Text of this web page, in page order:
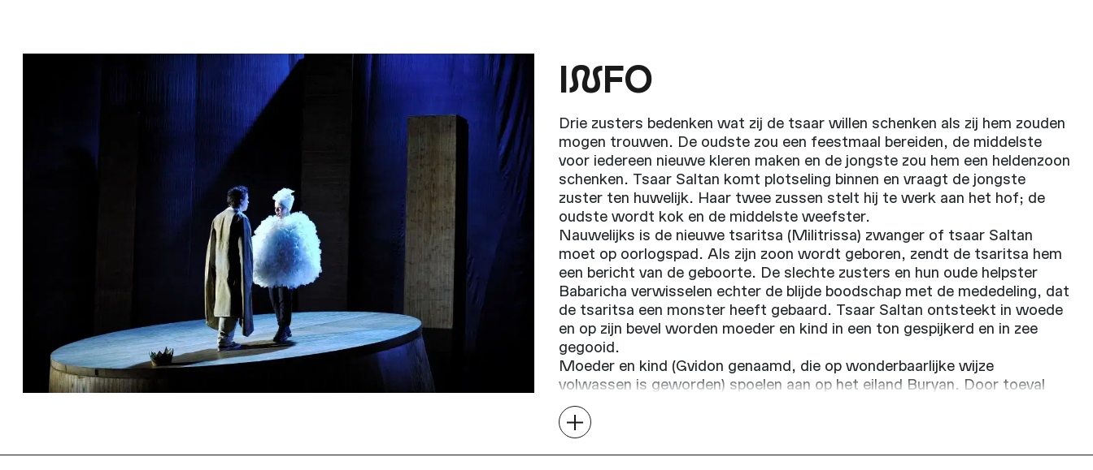
INFO
Drie zusters bedenken wat zij de tsaar willen schenken als zij hem zouden
mogen trouwen. De oudste zou een feestmaal bereiden, de middelste
voor iedereen nieuwe kleren maken en de jongste zou hem een heldenzoon
schenken. Tsaar Saltan komt plotseling binnen en vraagt de jongste
zuster ten huwelijk. Haar twee zussen stelt hij te werk aan het hof; de
oudste wordt kok en de middelste weefster.
Nauwelijks is de nieuwe tsaritsa (Militrissa) zwanger of tsaar Saltan
moet op oorlogspad. Als zijn zoon wordt geboren, zendt de tsaritsa hem
een bericht van de geboorte. De slechte zusters en hun oude helpster
Babaricha verwisselen echter de blijde boodschap met de mededeling, dat
de tsaritsa een monster heeft gebaard. Tsaar Saltan ontsteekt in woede
en op zijn bevel worden moeder en kind in een ton gespijkerd en in zee
gegooid.
Moeder en kind (Gvidon genaamd, die op wonderbaarlijke wijze
volwassen is geworden) spoelen aan op het eiland Buryan. Door toeval
bevrijdt Gvidon een magische zwaan van een boze tovenaar. Hij wordt
daarvoor rijkelijk beloond en uiteindelijk lukt het Gvidon, met hulp van de
zwaan, zijn ouders weer te herenigen.